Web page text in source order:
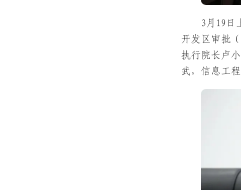
3月19
开发区审批
执行院长卢
武，信息工